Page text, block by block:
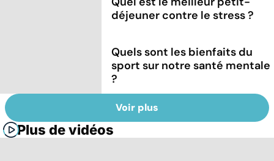
déjeuner contre le stress ?
Quels sont les bienfaits du
sport sur notre santé mentale
?
Voir plus
Plus de vidéos